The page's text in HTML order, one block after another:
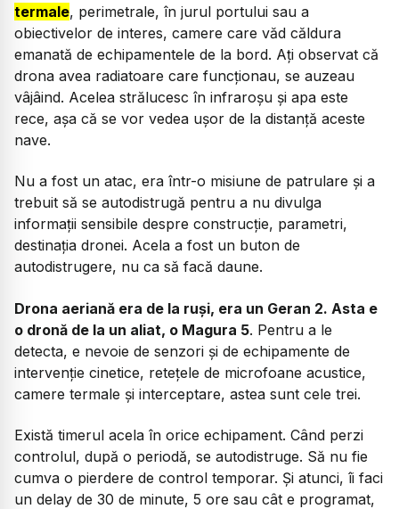
termale, perimetrale, în jurul portului sau a
obiectivelor de interes, camere care văd căldura
emanată de echipamentele de la bord. Ați observat că
drona avea radiatoare care funcționau, se auzeau
vâjâind. Acelea strălucesc în infraroșu și apa este
rece, așa că se vor vedea ușor de la distanță aceste
nave.
Nu a fost un atac, era într-o misiune de patrulare și a
trebuit să se autodistrugă pentru a nu divulga
informații sensibile despre construcție, parametri,
destinația dronei. Acela a fost un buton de
autodistrugere, nu ca să facă daune.
Drona aeriană era de la ruși, era un Geran 2. Asta e
o dronă de la un aliat, o Magura 5. Pentru a le
detecta, e nevoie de senzori și de echipamente de
intervenție cinetice, retețele de microfoane acustice,
camere termale și interceptare, astea sunt cele trei.
Există timerul acela în orice echipament. Când perzi
controlul, după o periodă, se autodistruge. Să nu fie
cumva o pierdere de control temporar. Și atunci, îi faci
un delay de 30 de minute, 5 ore sau cât e programat,